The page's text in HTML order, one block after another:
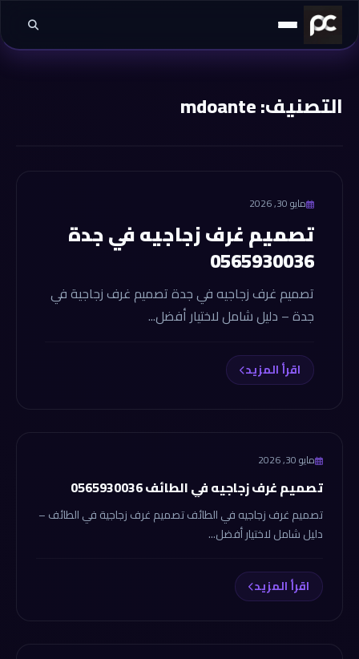
تخطي إلى المحتوى
التصنيف:mdoante
مايو 30, 2026
تصميم غرف زجاجيه في جدة
0565930036
تصميم غرف زجاجيه في جدة تصميم غرف زجاجية في
جدة – دليل شامل لاختيار أفضل...
اقرأ المزيد
mdoante
مايو 30, 2026
تصميم غرف زجاجيه في الطائف 0565930036
تصميم غرف زجاجيه في الطائف تصميم غرف زجاجية في الطائف –
دليل شامل لاختيار أفضل...
اقرأ المزيد